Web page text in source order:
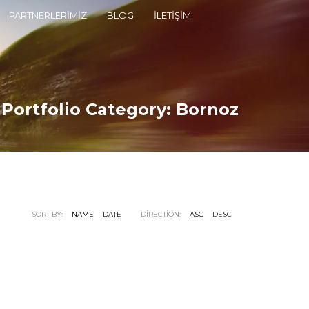
PARTNERLERİMİZ BLOG İLETİŞİM
Portfolio Category:Bornoz
SORT BY: NAME DATE DIRECTION: ASC DESC